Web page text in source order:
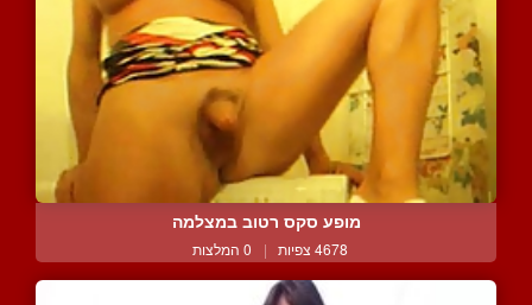
מופע סקס רטוב במצלמה
4678 צפיות | 0 המלצות